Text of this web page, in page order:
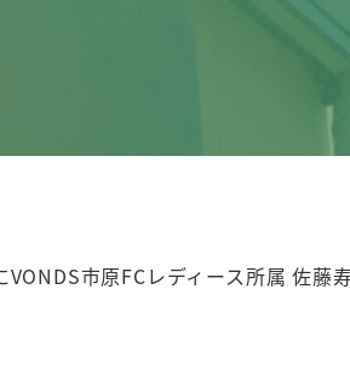
市原FCレディース所属 佐藤